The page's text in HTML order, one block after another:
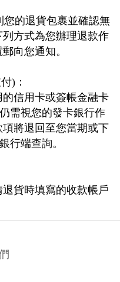
您的退貨包裹並確認無
方式為您辦理退款作
向您通知。
) ：
信用卡或簽帳金融卡
需視您的發卡銀行作
將退回至您當期或下
行端查詢。
貨時填寫的收款帳戶